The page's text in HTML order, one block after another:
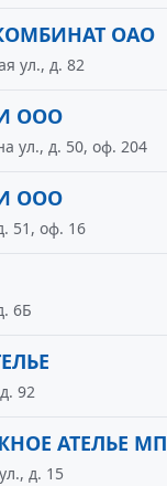
ОАО
ул., д. 82
ООО
ул., д. 50, оф. 204
ООО
51, оф. 16
6Б
92
АТЕЛЬЕ МП
д. 15